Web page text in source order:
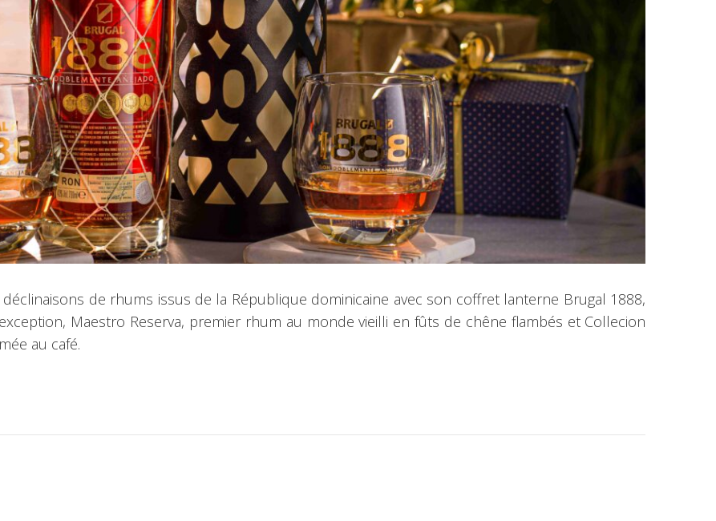
de rhums issus de la République dominicaine avec son coffret lanterne Brugal 1888,
Maestro Reserva, premier rhum au monde vieilli en fûts de chêne flambés et Collecion
au café.